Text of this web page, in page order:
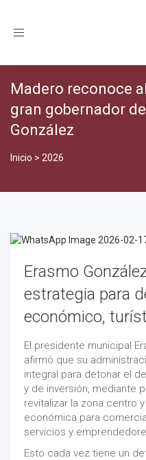
Toggle
Madero reconoce
gran gobernador
González
Inicio > 2026
Erasmo
estrategia para
económico,
El presidente municipal
afirmó que su
integral para detonar el
y de inversión, mediante
revitalizar la zona centro
económica para
servicios y
Esto cada vez tiene un